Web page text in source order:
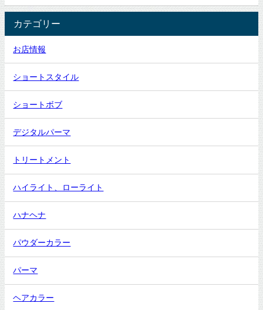
カテゴリー
お店情報
ショートスタイル
ショートボブ
デジタルパーマ
トリートメント
ハイライト、ローライト
ハナヘナ
パウダーカラー
パーマ
ヘアカラー